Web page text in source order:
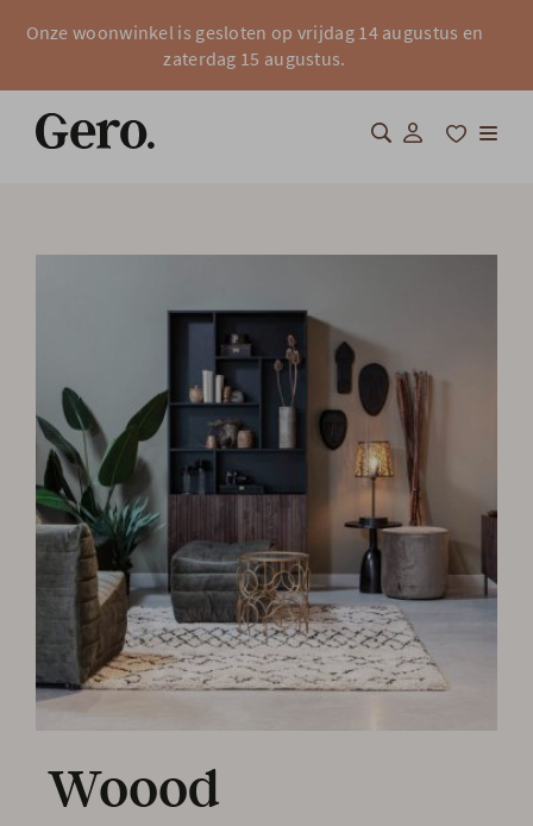
Onze woonwinkel is gesloten op vrijdag 14 augustus en
zaterdag 15 augustus.
Totaalinrichting
Professionals
FAQ
Onze locatie
Woood